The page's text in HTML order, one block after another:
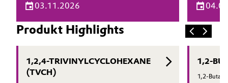
03.11.2026
Produkt Highlights
1,2,4-TRIVINYLCYCLOHEXANE
(TVCH)
1,2-
1,2-